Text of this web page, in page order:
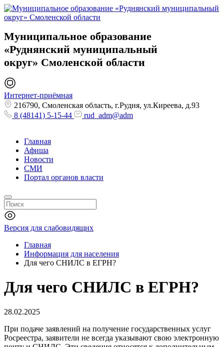
Муниципальное образование
«Руднянский муниципальный
округ» Смоленской области
Интернет-приёмная
216790, Смоленская область, г.Рудня, ул.Киреева, д.93
8 (48141) 5-15-44
rud_adm@adm
Главная
Афиша
Новости
СМИ
Портал органов власти
Версия для слабовидящих
Главная
Информация для населения
Для чего СНИЛС в ЕГРН?
Для чего СНИЛС в ЕГРН?
28.02.2025
При подаче заявлений на получение государственных услуг
Росреестра, заявители не всегда указывают свою электронную